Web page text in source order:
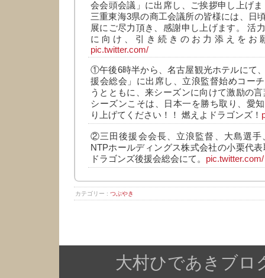
会会頭会議」に出席し、ご挨拶申し上げ
三重東海3県の商工会議所の皆様には、日
展にご尽力頂き、感謝申し上げます。 活
に向け、引き続きのお力添えをお
pic.twitter.com/
①午後6時半から、名古屋観光ホテルにて
援会総会」に出席し、立浪監督始めコー
うとともに、来シーズンに向けて激励の
シーズンこそは、日本一を勝ち取り、愛
り上げてください！！ 燃えよドラゴンズ！
②三田後援会会長、立浪監督、大島選手
NTPホールディングス株式会社の小栗代
ドラゴンズ後援会総会にて。 pic.twitter.com/
カテゴリー : つぶやき
大村ひであきブロ